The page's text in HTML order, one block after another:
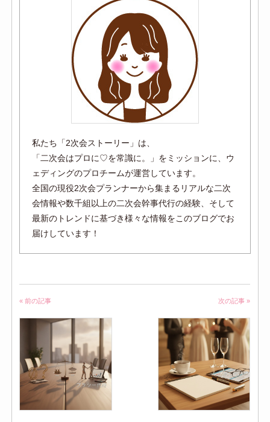
私たち「2次会ストーリー」は、
「二次会はプロに♡を常識に。」をミッションに、ウ
ェディングのプロチームが運営しています。
全国の現役2次会プランナーから集まるリアルな二次
会情報や数千組以上の二次会幹事代行の経験、そして
最新のトレンドに基づき様々な情報をこのブログでお
届けしています！
« 前の記事 次の記事 »